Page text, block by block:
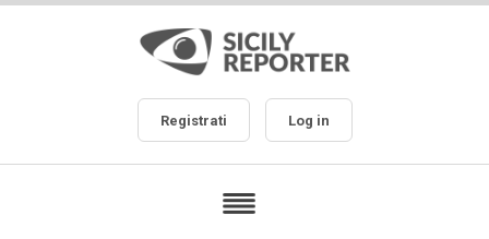
Registrati Log in